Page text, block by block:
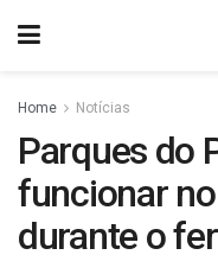
Home Notícias
Parques do
funcionar
durante o